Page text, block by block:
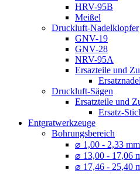
HRV-95B
Meißel
Druckluft-Nadelklopfer
GNV-19
GNV-28
NRV-95A
Ersazteile und
Druckluft-Sägen
Ersatzteile und
Ersatz-
Entgratwerkzeuge
Bohrungsbereich
⌀ 1,00 - 2,33 mm
⌀ 13,00 - 17,06
⌀ 17,46 - 25,40